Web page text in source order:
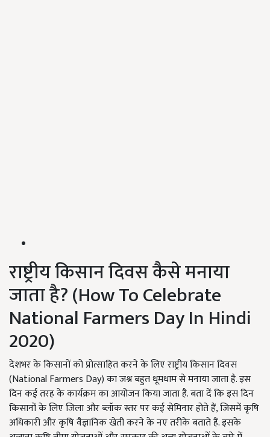
राष्ट्रीय किसान दिवस कैसे मनाया
जाता है? (How To Celebrate
National Farmers Day In Hindi
2020)
देशभर के किसानों को प्रोत्साहित करने के लिए राष्ट्रीय किसान दिवस
(National Farmers Day) का जश्न बहुत धूमधाम से मनाया जाता है. इस
दिन कई तरह के कार्यक्रम का आयोजन किया जाता है. बता दें कि इस दिन
किसानों के लिए जिला और ब्लॉक स्तर पर कई सेमिनार होते हैं, जिसमें कृषि
अधिकारी और कृषि वैज्ञानिक खेती करने के नए तरीके बताते हैं. इसके